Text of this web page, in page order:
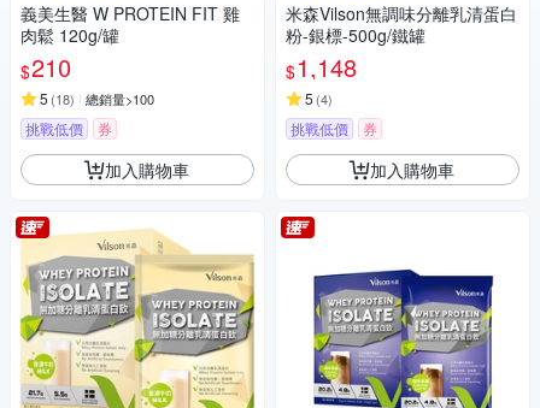
義美生醫 W PROTEIN FIT 雞
肉鬆 120g/罐
$210
5 (18) 總銷量>100
挑戰低價 券
加入購物車
米森Vilson無調味分離乳清蛋白
粉-銀標-500g/鐵罐
$1,148
5 (4)
挑戰低價 券
加入購物車